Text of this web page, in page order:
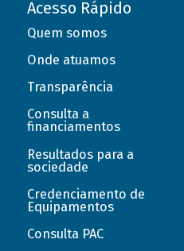
Acesso Rápido
Quem somos
Onde atuamos
Transparência
Consulta a
financiamentos
Resultados para a
sociedade
Credenciamento de
Equipamentos
Consulta PAC